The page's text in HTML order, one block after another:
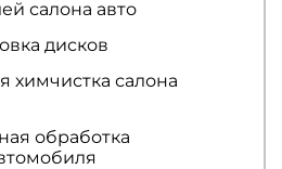
салона авто
дисков
химчистка салона
обработка